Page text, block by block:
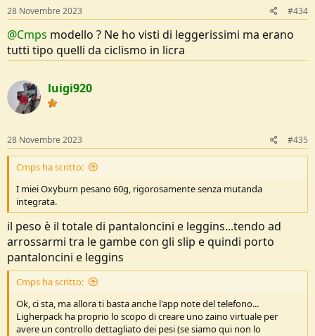
s
:
28 Novembre 2023 #434
@Cmps modello ? Ne ho visti di leggerissimi ma erano
tutti tipo quelli da ciclismo in licra
luigi920
28 Novembre 2023 #435
Cmps ha scritto:
I miei Oxyburn pesano 60g, rigorosamente senza mutanda
integrata.
il peso è il totale di pantaloncini e leggins...tendo ad
arrossarmi tra le gambe con gli slip e quindi porto
pantaloncini e leggins
Cmps ha scritto:
Ok, ci sta, ma allora ti basta anche l'app note del telefono...
Ligherpack ha proprio lo scopo di creare uno zaino virtuale per
avere un controllo dettagliato dei pesi (se siamo qui non lo